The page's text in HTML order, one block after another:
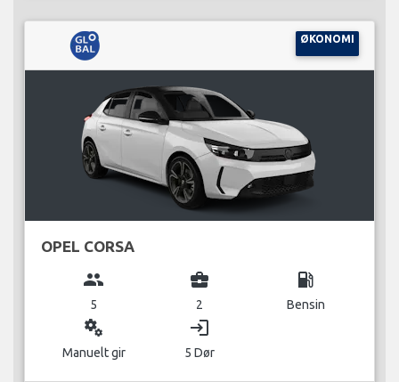
ØKONOMI
OPEL CORSA
group
5
business_center
2
local_gas_station
Bensin
miscellaneous_services
Manuelt gir
login
5 Dør